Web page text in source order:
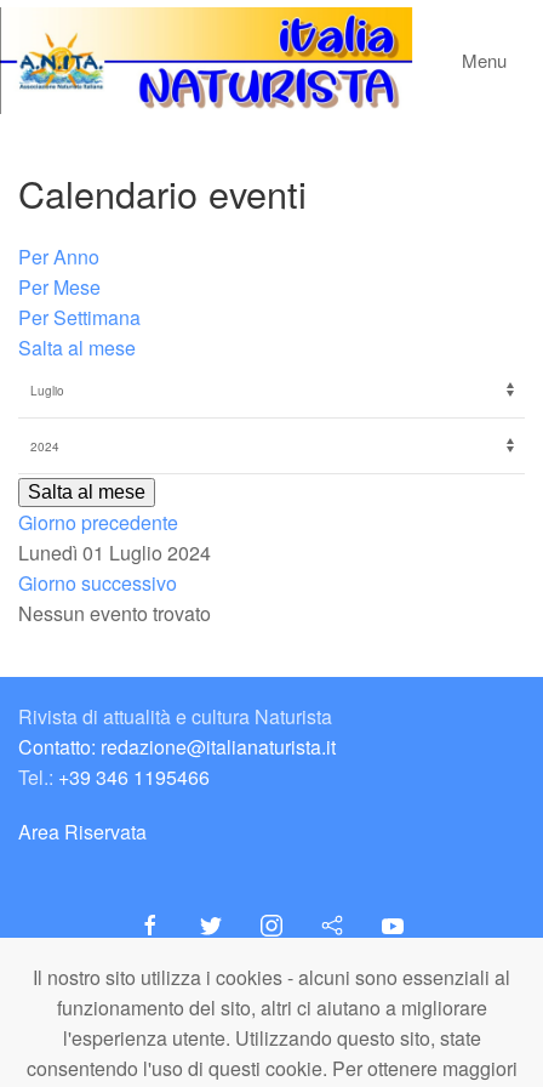
Il nostro sito utilizza i cookies - alcuni sono essenziali al
funzionamento del sito, altri ci aiutano a migliorare
l'esperienza utente. Utilizzando questo sito, state
consentendo l'uso di questi cookie. Per ottenere maggiori
Menu
Calendario eventi
Per Anno
Per Mese
Per Settimana
Salta al mese
Salta al mese
Giorno precedente
Lunedì 01 Luglio 2024
Giorno successivo
Nessun evento trovato
Rivista di attualità e cultura Naturista
Contatto: redazione@italianaturista.it
Tel.: +39 346 1195466
Area Riservata
italiaNATURISTA
Editore e Redazione
A.N.ITA. Associazione Naturista Italiana (APS)
C.F. 80203710159